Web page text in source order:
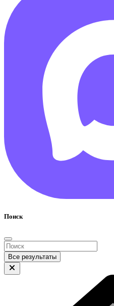
Поиск
Все результаты